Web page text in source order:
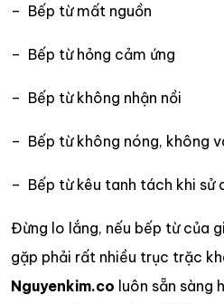
– Bếp từ mất nguồn
– Bếp từ hỏng cảm ứng
– Bếp từ không nhận nồi
– Bếp từ không nóng, không
– Bếp từ kêu tanh tách khi sử
Đừng lo lắng, nếu bếp từ của
gặp phải rất nhiều trục trặc
Nguyenkim.co luôn sẵn sàng